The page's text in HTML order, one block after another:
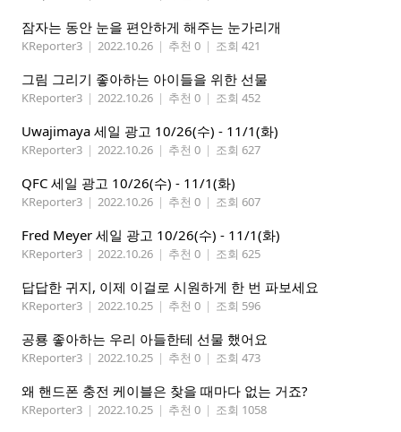
잠자는 동안 눈을 편안하게 해주는 눈가리개
KReporter3 | 2022.10.26 | 추천 0 | 조회 421
그림 그리기 좋아하는 아이들을 위한 선물
KReporter3 | 2022.10.26 | 추천 0 | 조회 452
Uwajimaya 세일 광고 10/26(수) - 11/1(화)
KReporter3 | 2022.10.26 | 추천 0 | 조회 627
QFC 세일 광고 10/26(수) - 11/1(화)
KReporter3 | 2022.10.26 | 추천 0 | 조회 607
Fred Meyer 세일 광고 10/26(수) - 11/1(화)
KReporter3 | 2022.10.26 | 추천 0 | 조회 625
답답한 귀지, 이제 이걸로 시원하게 한 번 파보세요
KReporter3 | 2022.10.25 | 추천 0 | 조회 596
공룡 좋아하는 우리 아들한테 선물 했어요
KReporter3 | 2022.10.25 | 추천 0 | 조회 473
왜 핸드폰 충전 케이블은 찾을 때마다 없는 거죠?
KReporter3 | 2022.10.25 | 추천 0 | 조회 1058